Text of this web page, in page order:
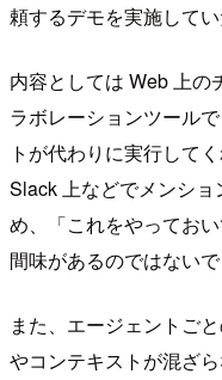
頼するデモを実施してい
内容としては Web 上の
ラボレーションツール
トが代わりに実行して
Slack 上などでメンシ
め、「これをやってお
間味があるのではないで
また、エージェントご
やコンテキストが混ざ